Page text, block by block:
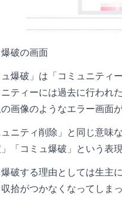
破の画面
ュ爆破」は「コミュニティ
ニティーには過去に行われ
画像のようなエラー画面
ュニティ削除」と同じ意味
「コミュ爆破」という表
爆破する理由としては生主
拾がつかなくなってしま